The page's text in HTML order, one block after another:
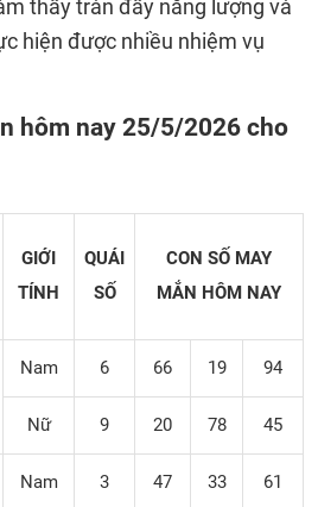
thấy tràn đầy năng lượng và
hiện được nhiều nhiệm vụ
hôm nay 25/5/2026 cho
GIỚI
TÍNH
QUÁI
SỐ
CON SỐ MAY
MẮN HÔM NAY
Nam 6 66 19 94
Nữ 9 20 78 45
Nam 3 47 33 61